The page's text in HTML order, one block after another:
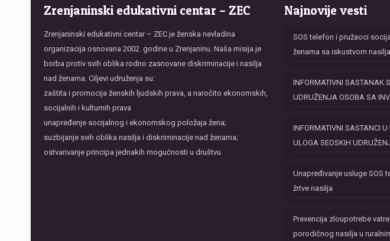
Zrenjaninski edukativni centar – ZEC
Zrenjaninski edukativni centar – ZEC je ženska nevladina
organizacija osnovana 2002. godine u Zrenjaninu. Naša misija je
borba protiv svih oblika rodno zasnovane diskriminacije i nasilja
nad ženama. Ciljevi udruženja su:
zaštita i promocija ženskih ljudskih prava, a naročito ekonomskih,
socijalnih i kulturnih prava
unapređenje socijalnog i ekonomskog položaja žena;
suzbijanje svih oblika nasilja i diskriminacije nad ženama;
ostvarivanje principa jednakih mogućnosti u društvu
Najnovije vesti
SOS telefon i pružaoci
ženama sa iskustvom nasilja
INFORMATIVNI SASTANAK
UDRUŽENJA OSOBA SA
INFORMATIVNI SASTANCI
ULOGA SEOSKIH
Unapređivanje usluge SOS
žrtve nasilja
Prevencija zloupotrebe
porodičnog nasilja u